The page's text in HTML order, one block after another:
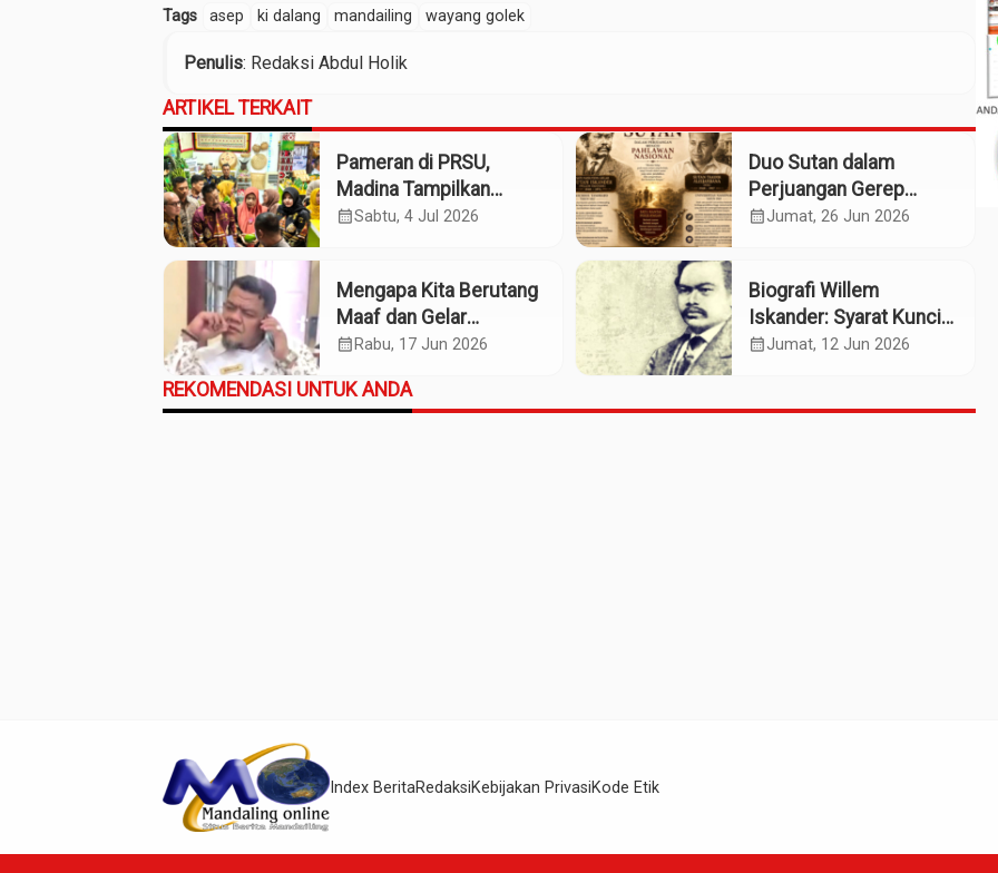
Tags asep ki dalang mandailing wayang golek
Penulis: Redaksi Abdul Holik
ARTIKEL TERKAIT
Pameran di PRSU,
Madina Tampilkan
Produk UMKM
calendar_monthSabtu, 4 Jul 2026
Duo Sutan dalam
Perjuangan Gerep
Institute Naik ke
calendar_monthJumat, 26 Jun 2026
Mengapa Kita Berutang
Maaf dan Gelar
Pahlawan pada Sosok
calendar_month Rabu, 17 Jun 2026
Biografi Willem
Iskander: Syarat Kunci
Pengusulan Pahlawan
calendar_monthJumat, 12 Jun 2026
REKOMENDASI UNTUK ANDA
Index BeritaRedaksiKebijakan PrivasiKode Etik